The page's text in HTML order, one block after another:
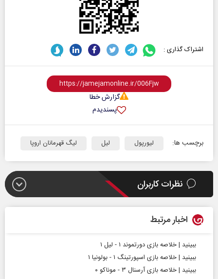
اشتراک گذاری :
گزارش خطا
پسندیدم
برچسب ها: لیورپول لیل لیگ قهرمانان اروپا
نظرات کاربران
اخبار مرتبط
ببینید | خلاصه بازی دورتموند ۱ - لیل ۱
ببینید | خلاصه بازی اسپورتینگ ۱ - بولونیا ۱
ببینید | خلاصه بازی آرسنال ۳ - موناکو ۰